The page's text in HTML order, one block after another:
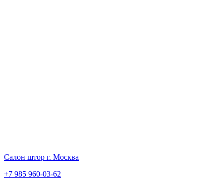
Салон штор г. Москва
+7 985 960-03-62